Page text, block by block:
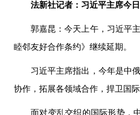
法新社记者：习近平主席今
郭嘉昆：今天上午，习近平
睦邻友好合作条约》继续延期。
习近平主席指出，今年是中
协作，拓展各领域合作，捍卫国
面对变乱交织的国际形势，